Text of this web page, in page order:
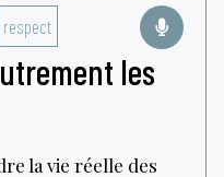
respect
les
la vie réelle des